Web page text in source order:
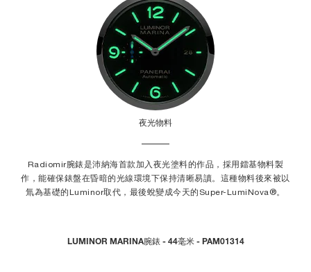
夜光物料
Radiomir腕錶是沛納海首款加入夜光塗料的作品，採用鐳基物料製
作，能確保錶盤在昏暗的光線環境下保持清晰易讀。這種物料後來被以
氚為基礎的Luminor取代，最後蛻變成今天的Super-LumiNova®。
LUMINOR MARINA腕錶 - 44毫米 - PAM01314